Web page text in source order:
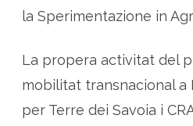
la Sperimentazione in
La propera activitat del
mobilitat transnacional a
per Terre dei Savoia i